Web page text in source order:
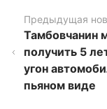
Предыдущая
Тамбовчанин
получить 5
угон
пьяном виде